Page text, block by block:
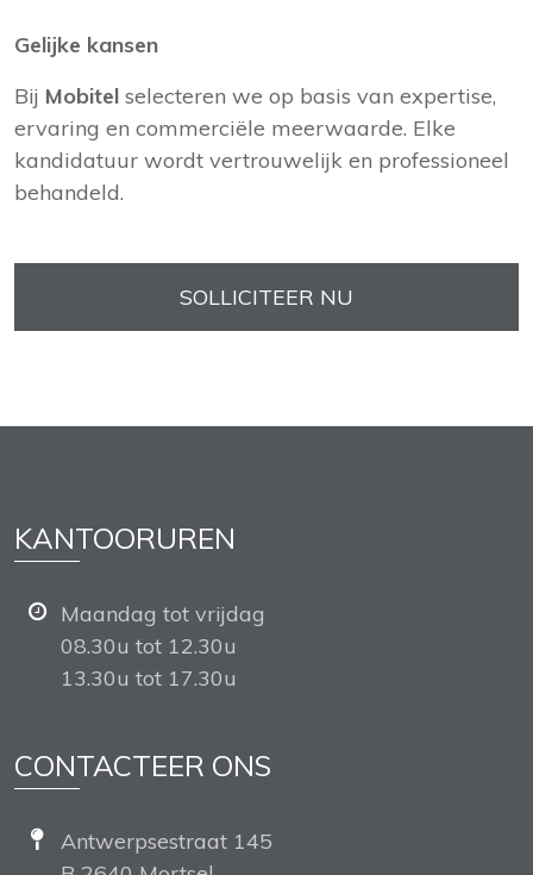
Gelijke kansen
Bij Mobitel selecteren we op basis van expertise,
ervaring en commerciële meerwaarde. Elke
kandidatuur wordt vertrouwelijk en professioneel
behandeld.
SOLLICITEER NU
KANTOORUREN
Maandag tot vrijdag
08.30u tot 12.30u
13.30u tot 17.30u
CONTACTEER ONS
Antwerpsestraat 145